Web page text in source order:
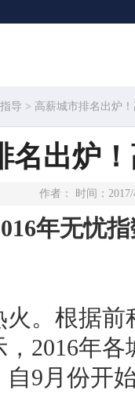
导 > 高薪城市排名出炉
名出炉
作者： 时间：
年无忧指
。根据前
2016年
9月份开